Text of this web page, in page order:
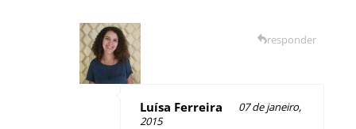
Luísa Ferreira
07 de janeiro,
2015
responder